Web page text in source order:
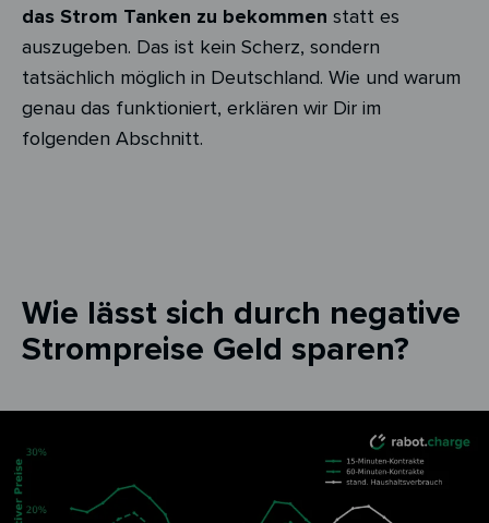
das Strom Tanken zu bekommen statt es
auszugeben. Das ist kein Scherz, sondern
tatsächlich möglich in Deutschland. Wie und warum
genau das funktioniert, erklären wir Dir im
folgenden Abschnitt.
Wie lässt sich durch negative
Strompreise Geld sparen?